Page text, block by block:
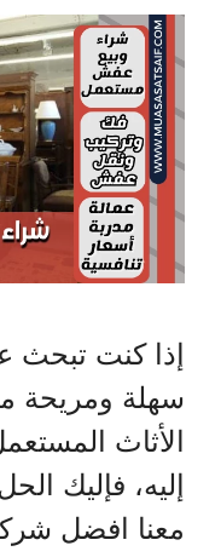
إذا كنت تبحث
سهلة ومريحة
الأثاث
إليه، فإليك
معنا افضل